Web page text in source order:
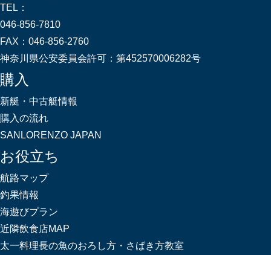
TEL：
046-856-7810
FAX： 046-856-2760
神奈川県公安委員会許可： 第452570006282号
購入
新艇・中古艇情報
購入の流れ
SANLORENZO JAPAN
お役立ち
航路マップ
釣果情報
海遊びプラン
近隣飲食店MAP
太一料理長の魚のおろし方・さばき方教室